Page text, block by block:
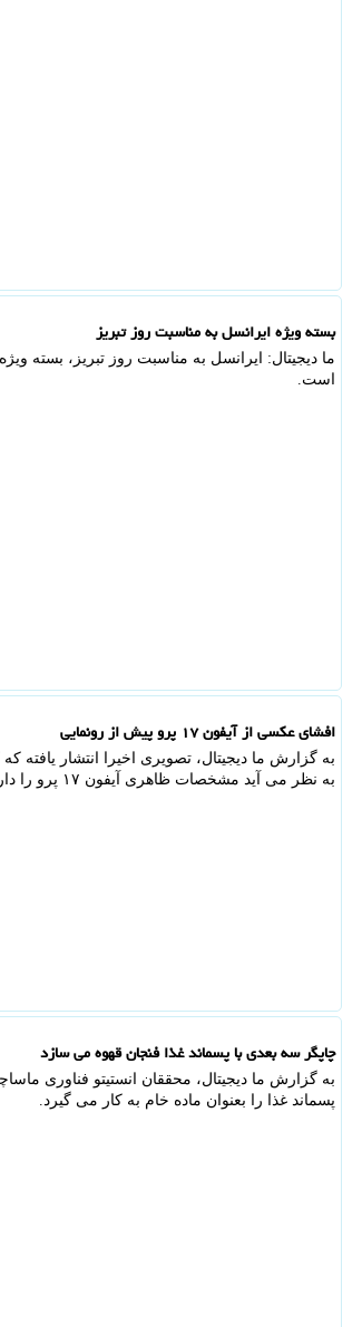
بسته ویژه ایرانسل به مناسبت روز تبریز
ما دیجیتال: ایرانسل به مناسبت روز تبریز، بسته
است.
افشای عکسی از آیفون ۱۷ پرو پیش از رونمایی
به گزارش ما دیجیتال، تصویری اخیرا انتشار یافته
به نظر می آید مشخصات ظاهری آیفون ۱۷ پرو را دارد.
چاپگر سه بعدی با پسماند غذا فنجان قهوه می سازد
به گزارش ما دیجیتال، محققان انستیتو فناوری
پسماند غذا را بعنوان ماده خام به کار می گیرد.